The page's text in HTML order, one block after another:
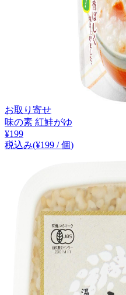
お取り寄せ
味の素 紅鮭がゆ
¥199
税込み(¥199 / 個)